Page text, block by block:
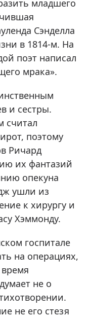
младшего
Сэнделла
в 1814-м. На
поэт написал
мрака».
и сестры.
считал
поэтому
Ричард
их фантазий
опекуна
ушли из
к хирургу и
Хэммонду.
госпитале
на операциях,
не о
не его стезя